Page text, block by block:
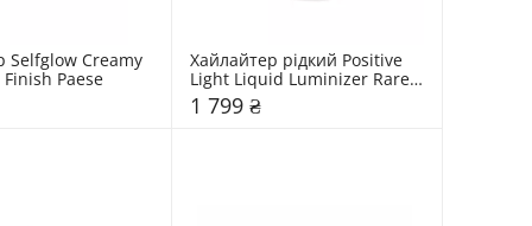
Selfglow Creamy
Paese
Хайлайтер рідкий Positive
Light Liquid Luminizer Rare
Beauty
1 799 ₴